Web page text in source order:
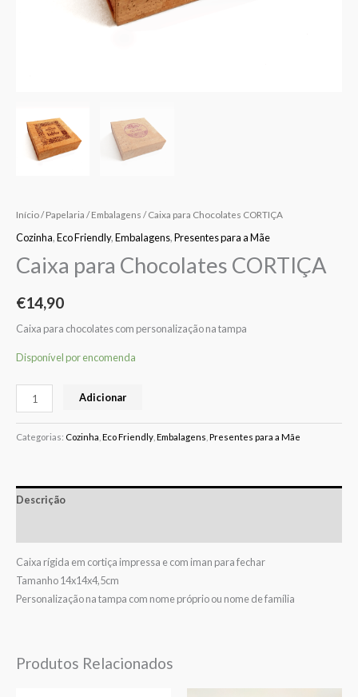
Início/Papelaria /Embalagens / Caixa para Chocolates CORTIÇA
Cozinha,Eco Friendly,Embalagens,Presentes para a Mãe
Caixa para Chocolates CORTIÇA
€14,90
Caixa para chocolates com personalização na tampa
Disponível por encomenda
Adicionar
Categorias: Cozinha Eco Friendly Embalagens Presentes para a Mãe
Descrição
Caixa rígida em cortiça impressa e com iman para fechar
Tamanho 14x14x4,5cm
Personalização na tampa com nome próprio ou nome de família
Produtos Relacionados